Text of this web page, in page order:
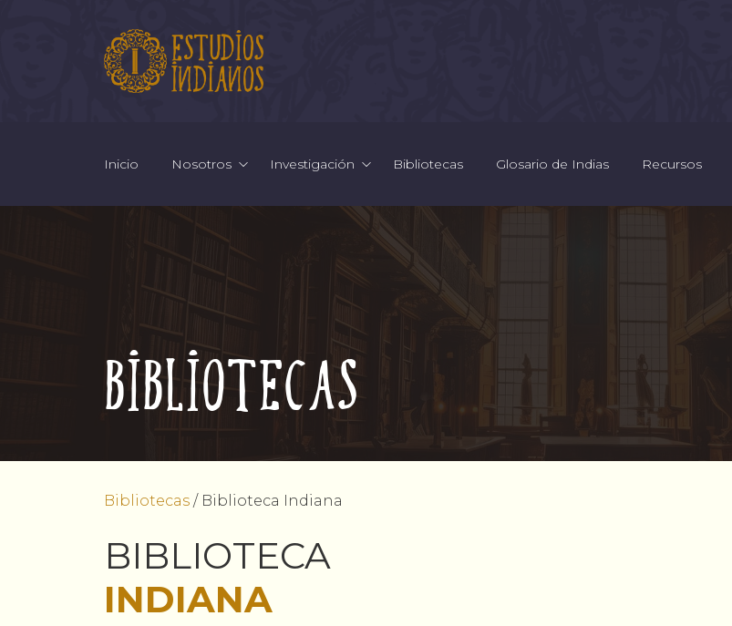
Inicio Nosotros Investigación Bibliotecas Glosario de Indias Recursos
Bibliotecas
Bibliotecas / Biblioteca Indiana
BIBLIOTECA
INDIANA